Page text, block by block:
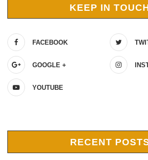
KEEP IN
FACEBOOK
GOOGLE +
YOUTUBE
RECENT